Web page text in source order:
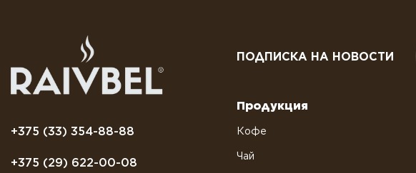
+375 (33) 354-88-88
+375 (29) 622-00-08
ПОДПИСКА НА НОВОСТИ
Продукция
Кофе
Чай